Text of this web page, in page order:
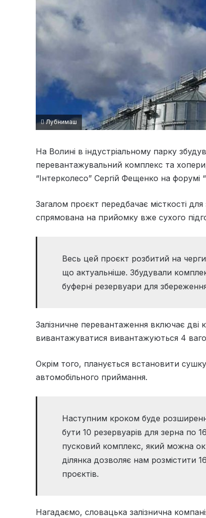
Лубнимаш
На Волині в індустріальному парку
перевантажувальний комплекс та
“Інтерколесо” Сергій Фещенко на
Загалом проєкт передбачає місткості
спрямована на прийомку вже сухого
Весь цей проєкт розбитий на
що актуальніше. Збудували
буферні резервуари для
Залізничне перевантаження включає
вивантажуватися вивантажуються 4
Окрім того, планується встановити
автомобільного приймання.
Наступним кроком буде
бути 10 резервуарів для зерна
пусковий комплекс, який можна
ділянка дозволяє нам розмістити
проєктів.
Нагадаємо, словацька залізнична